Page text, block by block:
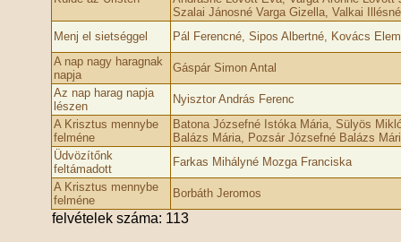
Szalai Jánosné Varga Gizella, Valkai
Menj el sietséggel
Pál Ferencné, Sipos Albertné, Kovács
A nap nagy haragnak
napja
Gáspár Simon Antal
Az nap harag napja
lészen
Nyisztor András Ferenc
A Krisztus mennybe
felméne
Batona Józsefné Istóka Mária, Sülyös
Balázs Mária, Pozsár Józsefné Balázs
Üdvözítőnk
feltámadott
Farkas Mihályné Mozga Franciska
A Krisztus mennybe
felméne
Borbáth Jeromos
felvételek száma: 113